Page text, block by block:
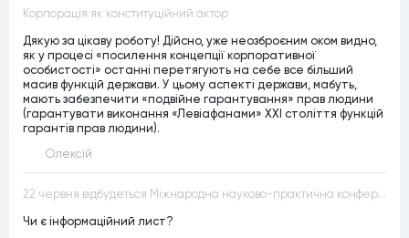
Корпорація як конституційний актор
Дякую за цікаву роботу! Дійсно, уже неозброєним оком видно,
як у процесі «посилення концепції корпоративної
особистості» останні перетягують на себе все більший
масив функцій держави. У цьому аспекті держави, мабуть,
мають забезпечити «подвійне гарантування» прав людини
(гарантувати виконання «Левіафанами» ХХІ століття функцій
гарантів прав людини).
Олексій
22 червня відбудеться Міжнародна науково-практична конференція “Конституційна демократія в умовах загроз територіальній цілісності та національній безпеці”
Чи є інформаційний лист?